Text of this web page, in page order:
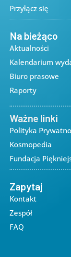
Przyłącz się
Na bieżąco
Aktualności
Kalendarium
Biuro prasowe
Raporty
Ważne linki
Polityka
Kosmopedia
Fundacja
Zapytaj
Kontakt
Zespół
FAQ